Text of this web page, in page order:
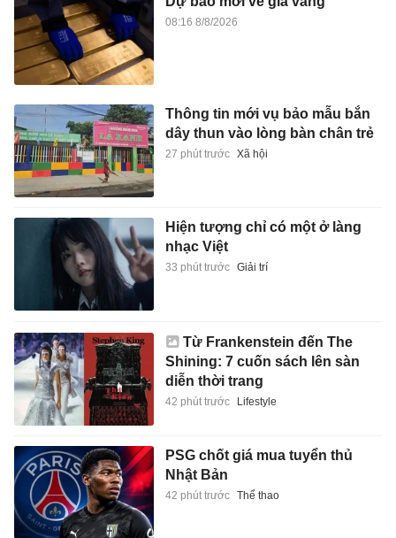
08:16 8/8/2026
Thông tin mới vụ bảo mẫu bắn
dây thun vào lòng bàn chân trẻ
27 phút trước Xã hội
Hiện tượng chỉ có một ở làng
nhạc Việt
33 phút trước Giải trí
Từ Frankenstein đến The
Shining: 7 cuốn sách lên sàn
diễn thời trang
42 phút trước Lifestyle
PSG chốt giá mua tuyển thủ
Nhật Bản
42 phút trước Thể thao